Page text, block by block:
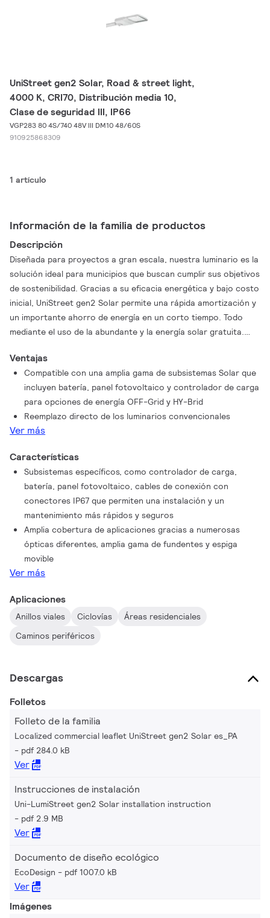
UniStreet gen2 Solar, Road & street light,
4000 K, CRI70, Distribución media 10,
Clase de seguridad III, IP66
VGP283 80 4S/740 48V III DM10 48/60S
910925868309
1 artículo
Información de la familia de productos
Descripción
Diseñada para proyectos a gran escala, nuestra luminario es la
solución ideal para municipios que buscan cumplir sus objetivos
de sostenibilidad. Gracias a su eficacia energética y bajo costo
inicial, UniStreet gen2 Solar permite una rápida amortización y
un importante ahorro de energía en un corto tiempo. Todo
mediante el uso de la abundante y la energía solar gratuita.
ópticas diferentes personalizados para adaptarse a los
requisitos exactos del proyecto. Gracias a la etiqueta de
servicio, disfrutarás los beneficios de una instalación y
mantenimiento sin problemas mientras que al final de su vida
útil nuestra luminario está lista para desmontar y reciclar. El
luminario compacta, que usa materiales de alta calidad,
Ventajas
Compatible con una amplia gama de subsistemas Solar que
incluyen batería, panel fotovoltaico y controlador de carga
para opciones de energía OFF-Grid y HY-Brid
Reemplazo directo de los luminarios convencionales
Ver más
Características
Subsistemas específicos, como controlador de carga,
batería, panel fotovoltaico, cables de conexión con
conectores IP67 que permiten una instalación y un
mantenimiento más rápidos y seguros
Amplia cobertura de aplicaciones gracias a numerosas
ópticas diferentes, amplia gama de fundentes y espiga
movible
Ver más
Aplicaciones
Anillos viales Ciclovías
Áreas residenciales
Caminos periféricos
Descargas
Folletos
Folleto de la familia
Localized commercial leaflet UniStreet gen2 Solar es_PA
pdf 284.0 kB
Ver
Instrucciones de instalación
Uni-LumiStreet gen2 Solar installation instruction
pdf 2.9 MB
Ver
Documento de diseño ecológico
EcoDesign pdf 1007.0 kB
Ver
Imágenes